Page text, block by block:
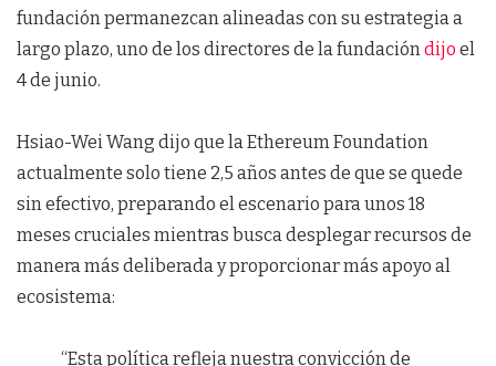
fundación permanezcan alineadas con su estrategia a
largo plazo, uno de los directores de la fundacióndijo el
4 de junio.
Hsiao-Wei Wang dijo que la Ethereum Foundation
actualmente solo tiene 2,5 años antes de que se quede
sin efectivo, preparando el escenario para unos 18
meses cruciales mientras busca desplegar recursos de
manera más deliberada y proporcionar más apoyo al
ecosistema:
“Esta política refleja nuestra convicción de